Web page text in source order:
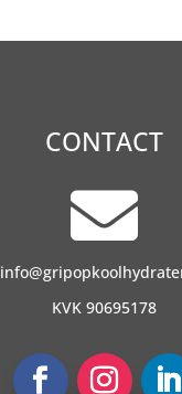
CONTACT

KVK 90695178